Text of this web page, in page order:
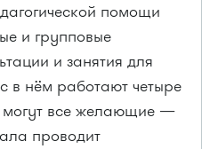
помощи
и групповые
и занятия для
в нём работают четыре
могут все желающие —
проводит